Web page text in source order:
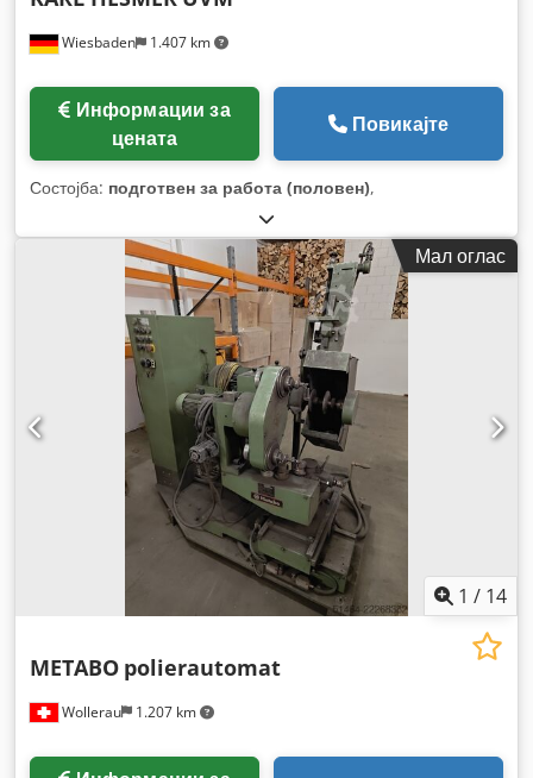
Wiesbaden 1.407 km
цената
Повикајте
Состојба: подготвен за работа (половен),
Мал оглас
1 / 14
Wollerau 1.207 km
METABO polierautomat